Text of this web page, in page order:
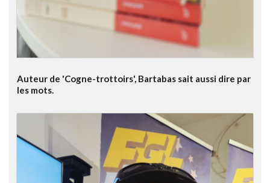
Auteur de 'Cogne-trottoirs', Bartabas sait aussi dire par
les mots.